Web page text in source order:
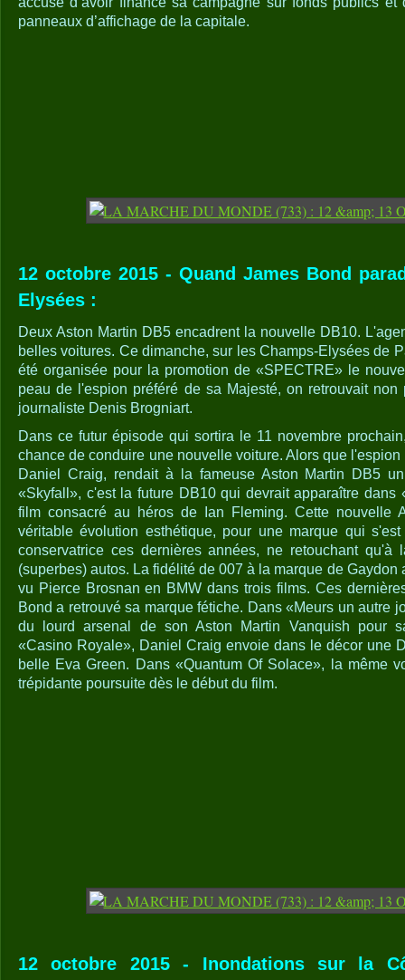
panneaux d’affichage de la capitale.
12 octobre 2015 - Quand James Bond
Elysées :
Deux Aston Martin DB5 encadrent la nouvelle DB10.
belles voitures. Ce dimanche, sur les Champs-Elysées de
été organisée pour la promotion de «SPECTRE» le
peau de l'espion préféré de sa Majesté, on retrouvait
journaliste Denis Brogniart.
Dans ce futur épisode qui sortira le 11 novembre
chance de conduire une nouvelle voiture. Alors que
Daniel Craig, rendait à la fameuse Aston Martin DB5
«Skyfall», c'est la future DB10 qui devrait apparaître dans
film consacré au héros de Ian Fleming. Cette nouvelle
véritable évolution esthétique, pour une marque qui s'est
conservatrice ces dernières années, ne retouchant
(superbes) autos. La fidélité de 007 à la marque de Gaydon
vu Pierce Brosnan en BMW dans trois films. Ces
Bond a retrouvé sa marque fétiche. Dans «Meurs un autre
du lourd arsenal de son Aston Martin Vanquish pour
«Casino Royale», Daniel Craig envoie dans le décor une
belle Eva Green. Dans «Quantum Of Solace», la même
trépidante poursuite dès le début du film.
12 octobre 2015 - Inondations sur la